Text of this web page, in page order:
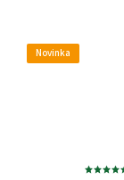
Novinka